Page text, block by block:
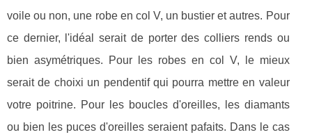
voile ou non, une robe en col V, un bustier et autres. Pour
ce dernier, l'idéal serait de porter des colliers rends ou
bien asymétriques. Pour les robes en col V, le mieux
serait de choixi un pendentif qui pourra mettre en valeur
votre poitrine. Pour les boucles d'oreilles, les diamants
ou bien les puces d'oreilles seraient pafaits. Dans le cas